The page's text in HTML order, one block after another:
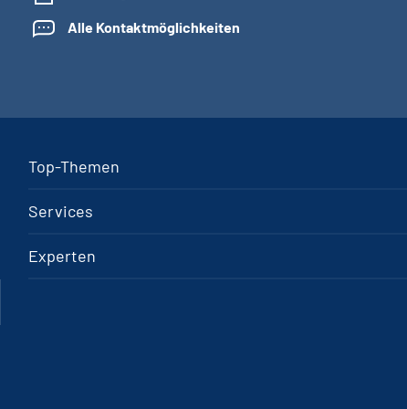
Alle Kontaktmöglichkeiten
Top-Themen
Services
Experten